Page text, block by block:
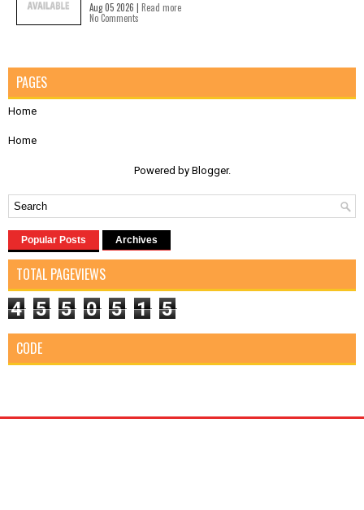
Aug 05 2026 | Read more
No Comments
PAGES
Home
Home
Powered by Blogger.
Popular Posts Archives
TOTAL PAGEVIEWS
4 5 5 0 5 1 5
CODE